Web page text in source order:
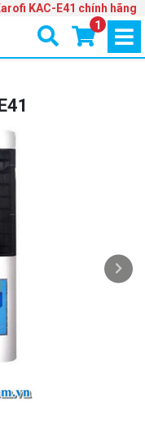
KAC-E41 chính hãng
1